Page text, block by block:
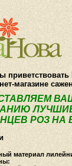
приветствовать
магазине
РОЗ НА
материал